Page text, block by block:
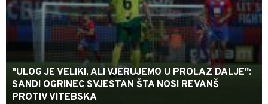
"ULOG JE VELIKI, ALI VJERUJEMO U PROLAZ DALJE":
SANDI OGRINEC SVJESTAN ŠTA NOSI REVANŠ
PROTIV VITEBSKA